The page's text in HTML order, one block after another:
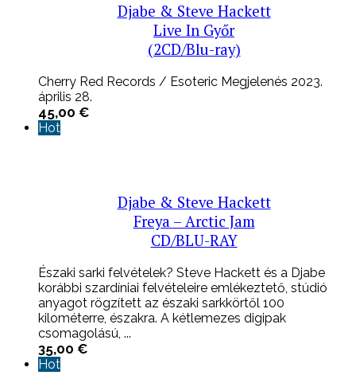
Djabe & Steve Hackett
Live In Győr
(2CD/Blu-ray)
Cherry Red Records / Esoteric Megjelenés 2023.
április 28.
45,00 €
Hot
Djabe & Steve Hackett
Freya – Arctic Jam
CD/BLU-RAY
Északi sarki felvételek? Steve Hackett és a Djabe
korábbi szardíniai felvételeire emlékeztető, stúdió
anyagot rögzített az északi sarkkörtől 100
kilométerre, északra. A kétlemezes digipak
csomagolású, ...
35,00 €
Hot